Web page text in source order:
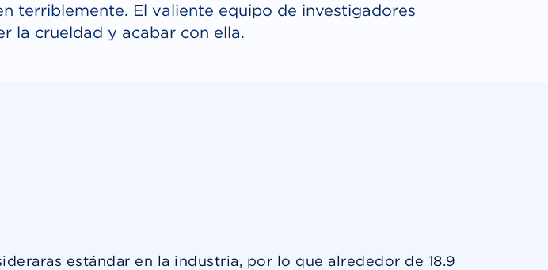
terriblemente. El valiente equipo de investigadores
la crueldad y acabar con ella.
estándar en la industria, por lo que alrededor de 18.9